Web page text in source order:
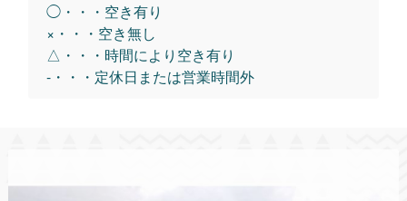
◯・・・空き有り
×・・・空き無し
△・・・時間により空き有り
-・・・定休日または営業時間外